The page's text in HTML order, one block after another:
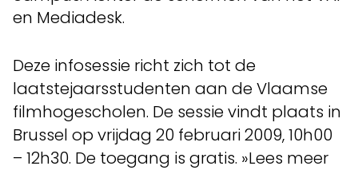
en Mediadesk.
Deze infosessie richt zich tot de
laatstejaarsstudenten aan de Vlaamse
filmhogescholen. De sessie vindt plaats in
Brussel op vrijdag 20 februari 2009, 10h00
– 12h30. De toegang is gratis. »Lees meer